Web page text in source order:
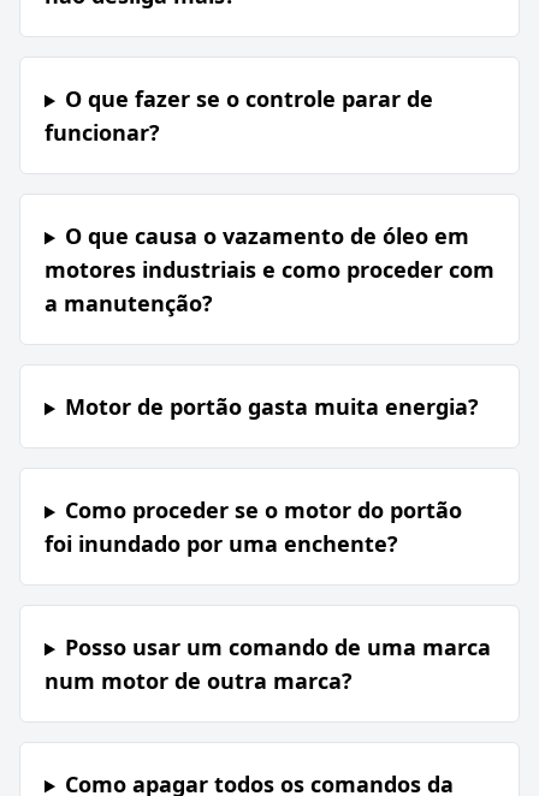
O que fazer se o controle parar de
funcionar?
O que causa o vazamento de óleo em
motores industriais e como proceder com
a manutenção?
Motor de portão gasta muita energia?
Como proceder se o motor do portão
foi inundado por uma enchente?
Posso usar um comando de uma marca
num motor de outra marca?
Como apagar todos os comandos da